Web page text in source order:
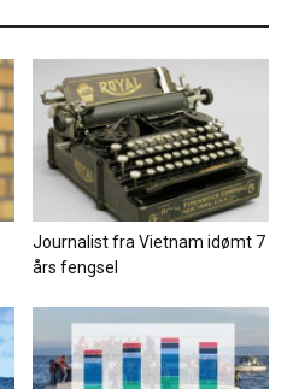
Journalist fra Vietnam idømt 7
års fengsel